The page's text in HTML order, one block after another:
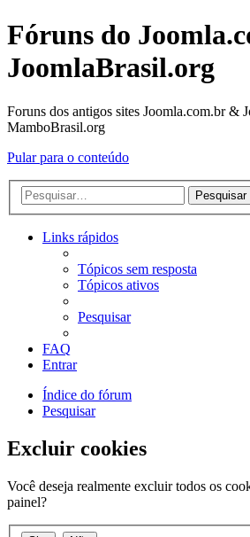
Fóruns do
JoomlaBrasil.org
Foruns dos antigos sites Joomla.com.br &
MamboBrasil.org
Pular para o conteúdo
Pesquisar
Links rápidos
Tópicos sem resposta
Tópicos ativos
Pesquisar
FAQ
Entrar
Índice do fórum
Pesquisar
Excluir cookies
Você deseja realmente excluir todos os
painel?